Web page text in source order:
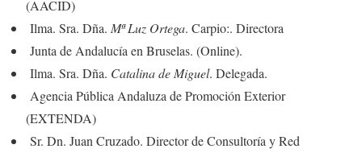
(AACID)
Ilma. Sra. Dña. Mª Luz Ortega. Carpio:. Directora
Junta de Andalucía en Bruselas. (Online).
Ilma. Sra. Dña. Catalina de Miguel. Delegada.
Agencia Pública Andaluza de Promoción Exterior
(EXTENDA)
Sr. Dn. Juan Cruzado. Director de Consultoría y Red